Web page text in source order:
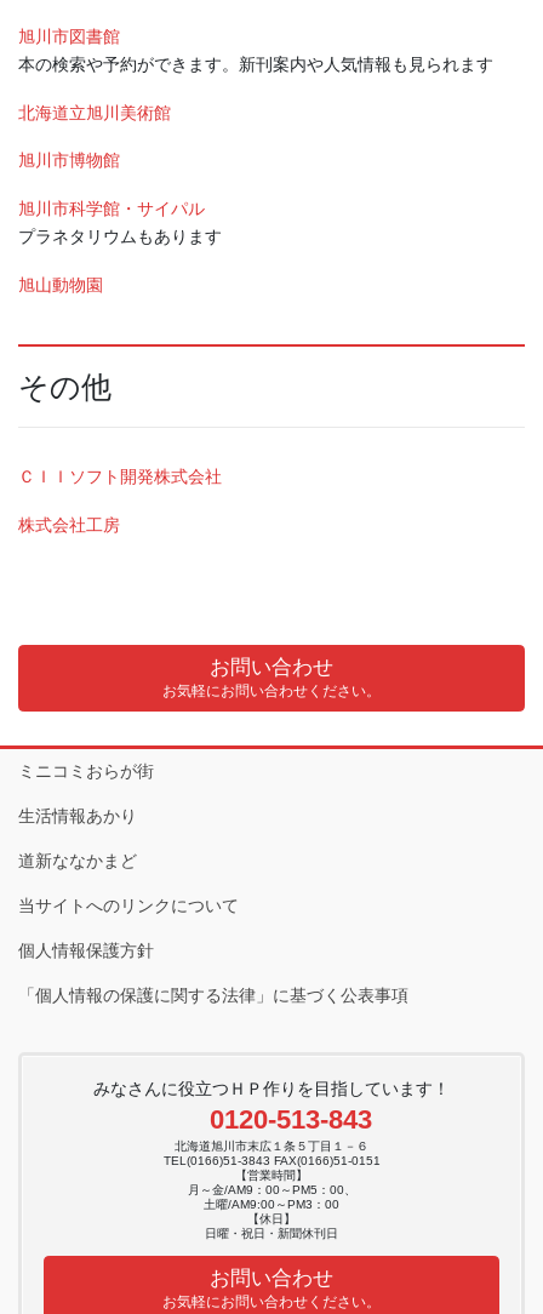
旭川市図書館
本の検索や予約ができます。新刊案内や人気情報も見られます
北海道立旭川美術館
旭川市博物館
旭川市科学館・サイパル
プラネタリウムもあります
旭山動物園
その他
ＣＩＩソフト開発株式会社
株式会社工房
お問い合わせ
お気軽にお問い合わせください。
ミニコミおらが街
生活情報あかり
道新ななかまど
当サイトへのリンクについて
個人情報保護方針
「個人情報の保護に関する法律」に基づく公表事項
みなさんに役立つＨＰ作りを目指しています！
0120-513-843
北海道旭川市末広１条５丁目１－６
TEL(0166)51-3843 FAX(0166)51-0151
【営業時間】
月～金/AM9：00～PM5：00、
土曜/AM9:00～PM3：00
【休日】
日曜・祝日・新聞休刊日
お問い合わせ
お気軽にお問い合わせください。